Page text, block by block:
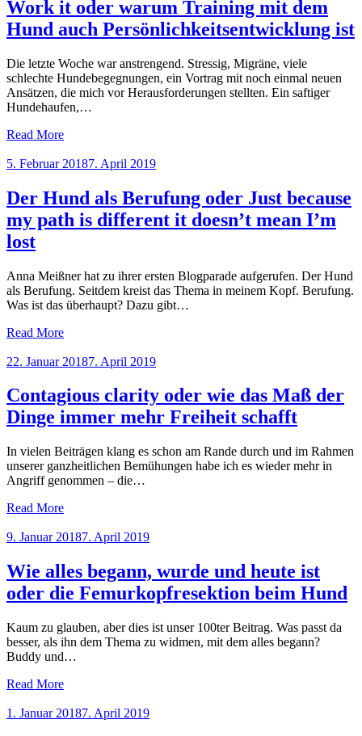
Work it oder warum Training mit dem
Hund auch Persönlichkeitsentwicklung ist
Die letzte Woche war anstrengend. Stressig, Migräne, viele
schlechte Hundebegegnungen, ein Vortrag mit noch einmal neuen
Ansätzen, die mich vor Herausforderungen stellten. Ein saftiger
Hundehaufen,…
Read More
Posted
5. Februar 20187. April 2019
Der Hund als Berufung oder Just because
my path is different it doesn’t mean I’m
lost
Anna Meißner hat zu ihrer ersten Blogparade aufgerufen. Der Hund
als Berufung. Seitdem kreist das Thema in meinem Kopf. Berufung.
Was ist das überhaupt? Dazu gibt…
Read More
Posted
22. Januar 20187. April 2019
Contagious clarity oder wie das Maß der
Dinge immer mehr Freiheit schafft
In vielen Beiträgen klang es schon am Rande durch und im Rahmen
unserer ganzheitlichen Bemühungen habe ich es wieder mehr in
Angriff genommen – die…
Read More
Posted
9. Januar 20187. April 2019
Wie alles begann, wurde und heute ist
oder die Femurkopfresektion beim Hund
Kaum zu glauben, aber dies ist unser 100ter Beitrag. Was passt da
besser, als ihn dem Thema zu widmen, mit dem alles begann?
Buddy und…
Read More
Posted
1. Januar 20187. April 2019